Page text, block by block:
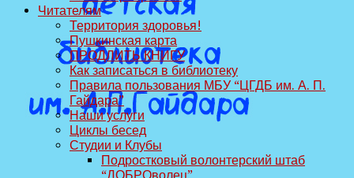
Читателям
Территория здоровья!
Пушкинская карта
ПРОДЛИТЬ КНИГУ
Как записаться в библиотеку
Правила пользования МБУ “ЦГДБ им. А. П.
Гайдара”
Наши услуги
Циклы бесед
Студии и Клубы
Подростковый волонтерский штаб